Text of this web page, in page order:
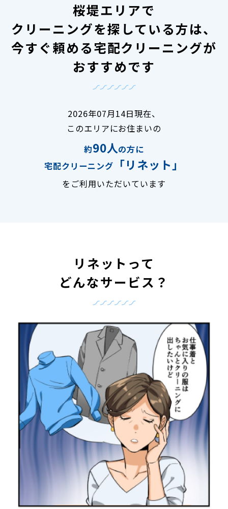
桜堤エリアで
クリーニングを探している方は、
今すぐ頼める宅配クリーニングが
おすすめです
2026年07月14日現在、
このエリアにお住まいの
約90人の方に
宅配クリーニング
「リネット」
をご利用いただいています
リネットって
どんなサービス？